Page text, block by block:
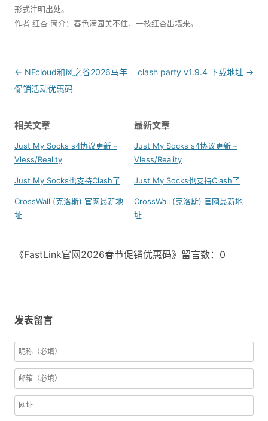
形式注明出处。
作者 红杏 简介：春色满园关不住，一枝红杏出墙来。
Post
navigation
← NFcloud和风之谷2026马年
促销活动优惠码
clash party v1.9.4 下载地址 →
相关文章
Just My Socks s4协议更新 -
Vless/Reality
Just My Socks也支持Clash了
CrossWall (克洛斯) 官网最新地
址
最新文章
Just My Socks s4协议更新 –
Vless/Reality
Just My Socks也支持Clash了
CrossWall (克洛斯) 官网最新地
址
《FastLink官网2026春节促销优惠码》留言数：0
发表留言